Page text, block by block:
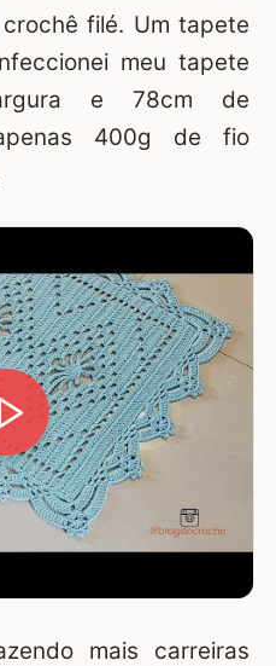
filé. Um tapete
meu tapete
e 78cm de
400g de fio
mais carreiras